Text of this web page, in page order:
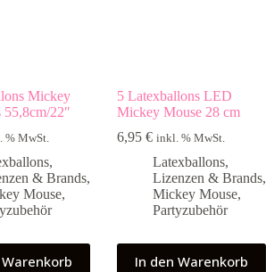
Mickey
55,8cm/22″
% MwSt.
,
& Brands,
Mouse,
5 Latexballons LED
Mickey Mouse 28 cm
6,95€ inkl. % MwSt.
Latexballons,
Lizenzen & Brands,
Mickey Mouse,
Partyzubehör
In den Warenkorb